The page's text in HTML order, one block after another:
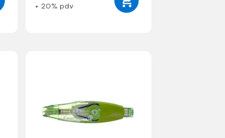
+ 20% pdv